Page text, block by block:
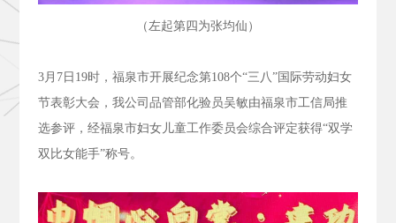
（左起第四为张均仙）
3月 7日 19时，福泉市开展纪念第108个“三八”国际劳动妇女
节表彰大会，我公司品管部化验员吴敏由福泉市工信局推
选参评，经福泉市妇女儿童工作委员会综合评定获得“双学
双比女能手”称号。